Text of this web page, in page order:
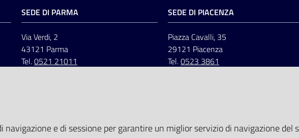
SEDE DI PARMA
Via Verdi, 2
43121 Parma
Tel.0521 21011
SEDE DI PIACENZA
Piazza Cavalli, 35
29121 Piacenza
Tel.0523 3861
navigazione e di sessione per garantire un miglior servizio di navigazione del